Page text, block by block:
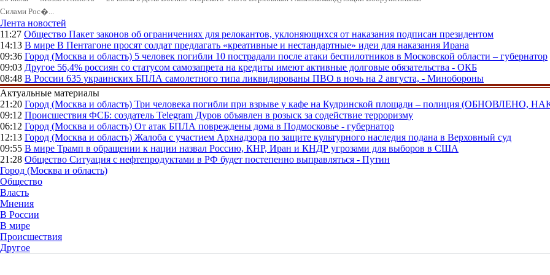
Силами Рос�...
Лента новостей
11:27 Общество Пакет законов об ограничениях для релокантов, уклоняющихся от наказания подписан президентом
14:13 В мире В Пентагоне просят солдат предлагать «креативные и нестандартные» идеи для наказания Ирана
09:36 Город (Москва и область) 5 человек погибли 10 пострадали после атаки беспилотников в Московской области – губернатор
09:03 Другое 56,4% россиян со статусом самозапрета на кредиты имеют активные долговые обязательства - ОКБ
08:48 В России 635 украинских БПЛА самолетного типа ликвидированы ПВО в ночь на 2 августа, - Минобороны
Актуальные материалы
21:20 Город (Москва и область) Три человека погибли при взрыве у кафе на Кудринской площади – полиция (ОБНОВЛЕНО,
09:12 Происшествия ФСБ: создатель Telegram Дуров объявлен в розыск за содействие терроризму
06:12 Город (Москва и область) От атак БПЛА повреждены дома в Подмосковье - губернатор
12:13 Город (Москва и область) Жалоба с участием Архнадзора по защите культурного наследия подана в Верховный суд
09:55 В мире Трамп в обращении к нации назвал Россию, КНР, Иран и КНДР угрозами для выборов в США
21:28 Общество Ситуация с нефтепродуктами в РФ будет постепенно выправляться - Путин
Город (Москва и область)
Общество
Власть
Мнения
В России
В мире
Происшествия
Другое